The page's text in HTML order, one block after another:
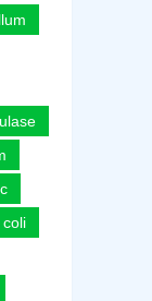
coli